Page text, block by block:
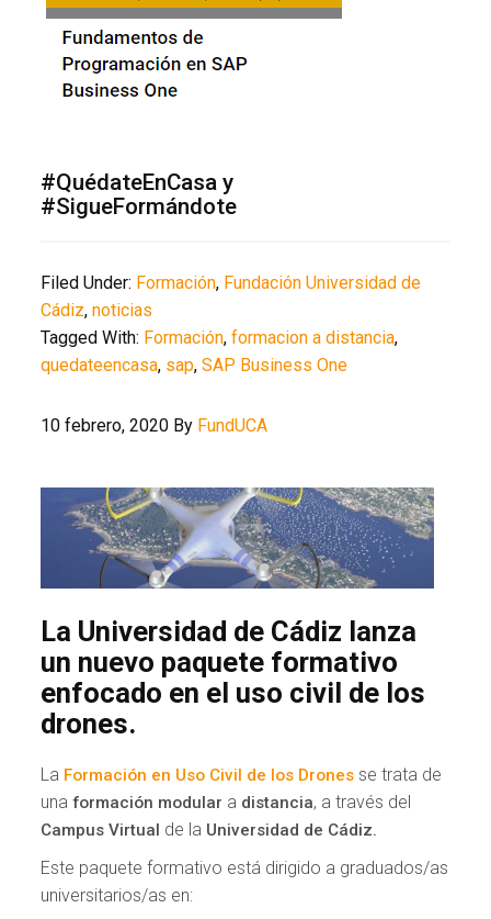
#QuédateEnCasa y
#SigueFormándote
Filed Under: Formación, Fundación Universidad de
Cádiz,noticias
Tagged With: Formación,formacion a distancia,
quedateencasa, sap,SAP Business One
10 febrero, 2020 By FundUCA
La Universidad de Cádiz lanza
un nuevo paquete formativo
enfocado en el uso civil de los
drones.
La Formación en Uso Civil de los Drones se trata de
unaformación modular a distancia, a través del
Campus Virtual de la Universidad de Cádiz.
Este paquete formativo está dirigido a graduados/as
universitarios/as en: